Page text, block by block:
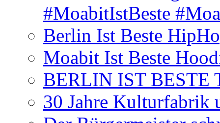
#MoabitIstBeste
Berlin Ist Beste
Moabit Ist Beste
BERLIN IST BESTE
30 Jahre Kulturfabrik